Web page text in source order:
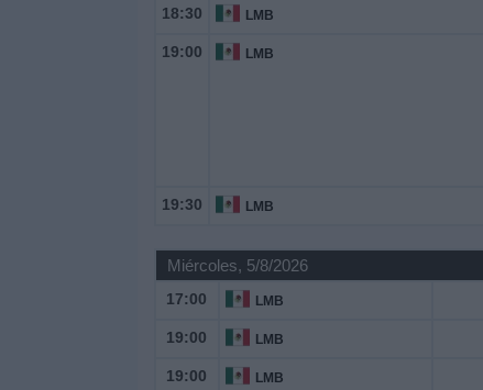
18:30 LMB
19:00 LMB
19:30 LMB
Miércoles, 5/8/2026
17:00 LMB
19:00 LMB
19:00 LMB